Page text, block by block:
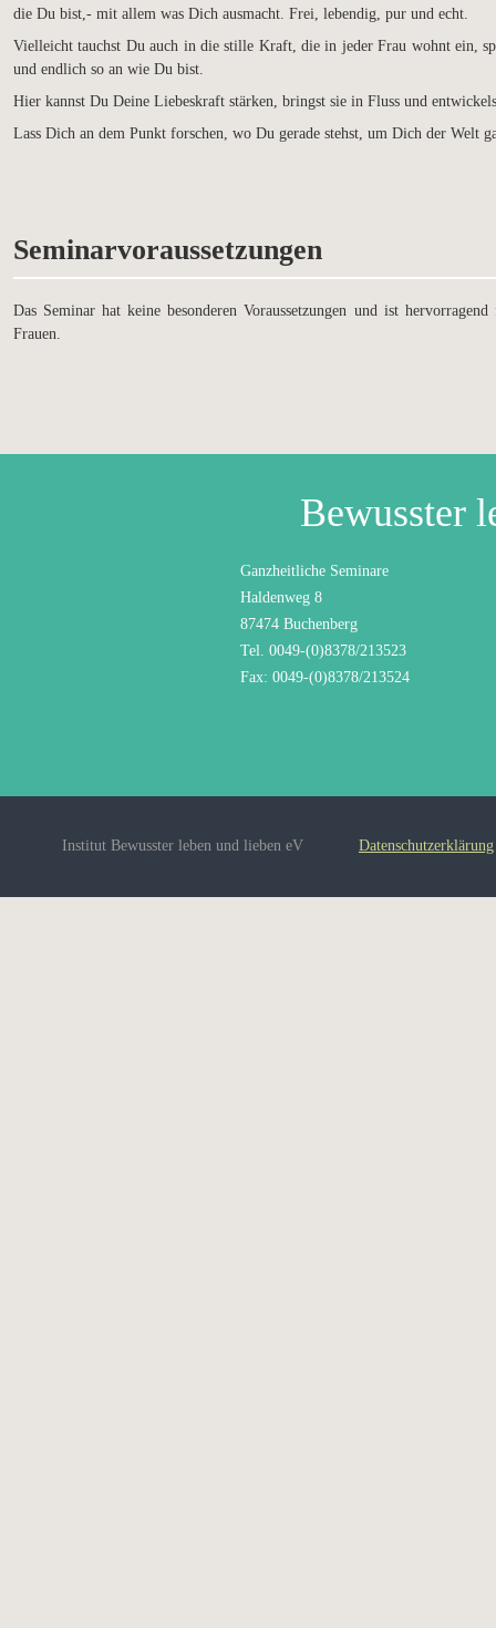
die Du bist,- mit allem was Dich ausmacht. Frei, lebendig, pur und echt.
Vielleicht tauchst Du auch in die stille Kraft, die in jeder Frau wohnt ein,
und endlich so an wie Du bist.
Hier kannst Du Deine Liebeskraft stärken, bringst sie in Fluss und
Lass Dich an dem Punkt forschen, wo Du gerade stehst, um Dich der Welt
Seminarvoraussetzungen
Das Seminar hat keine besonderen Voraussetzungen und ist
Frauen.
Bewusster
Ganzheitliche Seminare
Haldenweg 8
87474 Buchenberg
Tel. 0049-(0)8378/213523
Fax: 0049-(0)8378/213524
Institut Bewusster leben und lieben eV Datenschutzerklärung